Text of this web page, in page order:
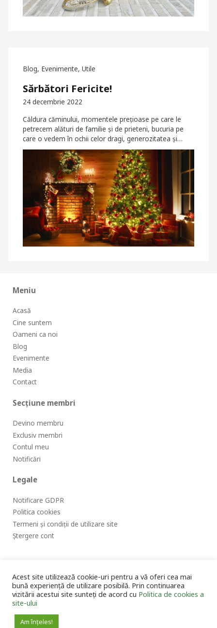
Blog, Evenimente, Utile
Sărbători Fericite!
24 decembrie 2022
Căldura căminului, momentele prețioase pe care le
petrecem alături de familie și de prieteni, bucuria pe
care o vedem în ochii celor dragi, generozitatea și…
Meniu
Acasă
Cine suntem
Oameni ca noi
Blog
Evenimente
Media
Contact
Secțiune membri
Devino membru
Exclusiv membri
Contul meu
Notificări
Legale
Notificare GDPR
Politica cookies
Termeni și condiții de utilizare site
Ștergere cont
© 2025 Asociația Cultivatorilor de Cereale și Plante Tehnice
Iași. Toate drepturile rezervate.
Acest site utilizează cookie-uri pentru a vă oferi cea mai
bună experiență de utilizare posibilă. Prin continuarea
vizitării acestui site sunteți de acord cu Politica de cookies a
site-ului
Am înțeles!